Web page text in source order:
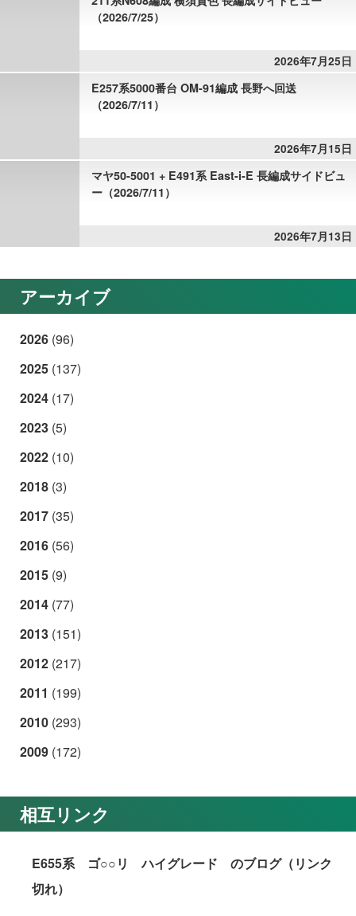
（2026/7/25）
2026年7月25日
E257系5000番台 OM-91編成 長野へ回送
（2026/7/11）
2026年7月15日
マヤ50-5001 + E491系 East-i-E 長編成サイドビュ
ー（2026/7/11）
2026年7月13日
アーカイブ
2026 (96)
2025 (137)
2024 (17)
2023 (5)
2022 (10)
2018 (3)
2017 (35)
2016 (56)
2015 (9)
2014 (77)
2013 (151)
2012 (217)
2011 (199)
2010 (293)
2009 (172)
相互リンク
E655系 ゴ○○リ ハイグレード のブログ（リンク
切れ）